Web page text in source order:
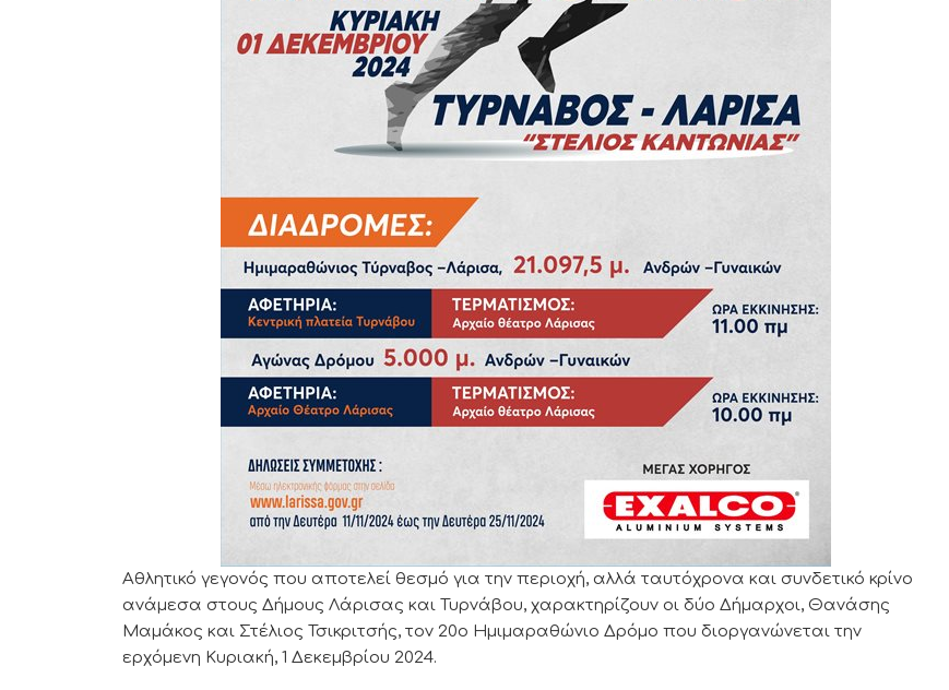
Αθλητικό γεγονός που αποτελεί θεσμό για την περιοχή, αλλά ταυτόχρονα και συνδετικό κρίνο
ανάμεσα στους Δήμους Λάρισας και Τυρνάβου, χαρακτηρίζουν οι δύο Δήμαρχοι, Θανάσης
Μαμάκος και Στέλιος Τσικριτσής, τον 20ο Ημιμαραθώνιο Δρόμο που διοργανώνεται την
ερχόμενη Κυριακή, 1 Δεκεμβρίου 2024.